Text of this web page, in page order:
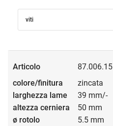
viti
87.006.15
zincata
39 mm/-
50 mm
5.5 mm